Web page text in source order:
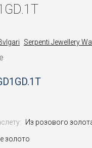
Serpenti Jewellery
Из розового
золото